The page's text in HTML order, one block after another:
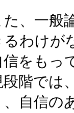
た、一般
るわけが
信をもっ
段階では
、自信の